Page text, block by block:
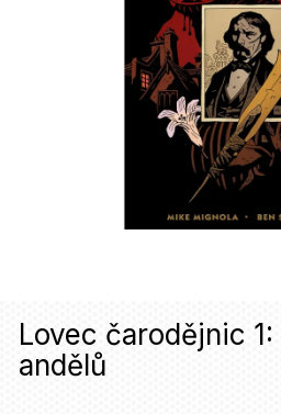
Lovec čarodějnic
andělů
n
a